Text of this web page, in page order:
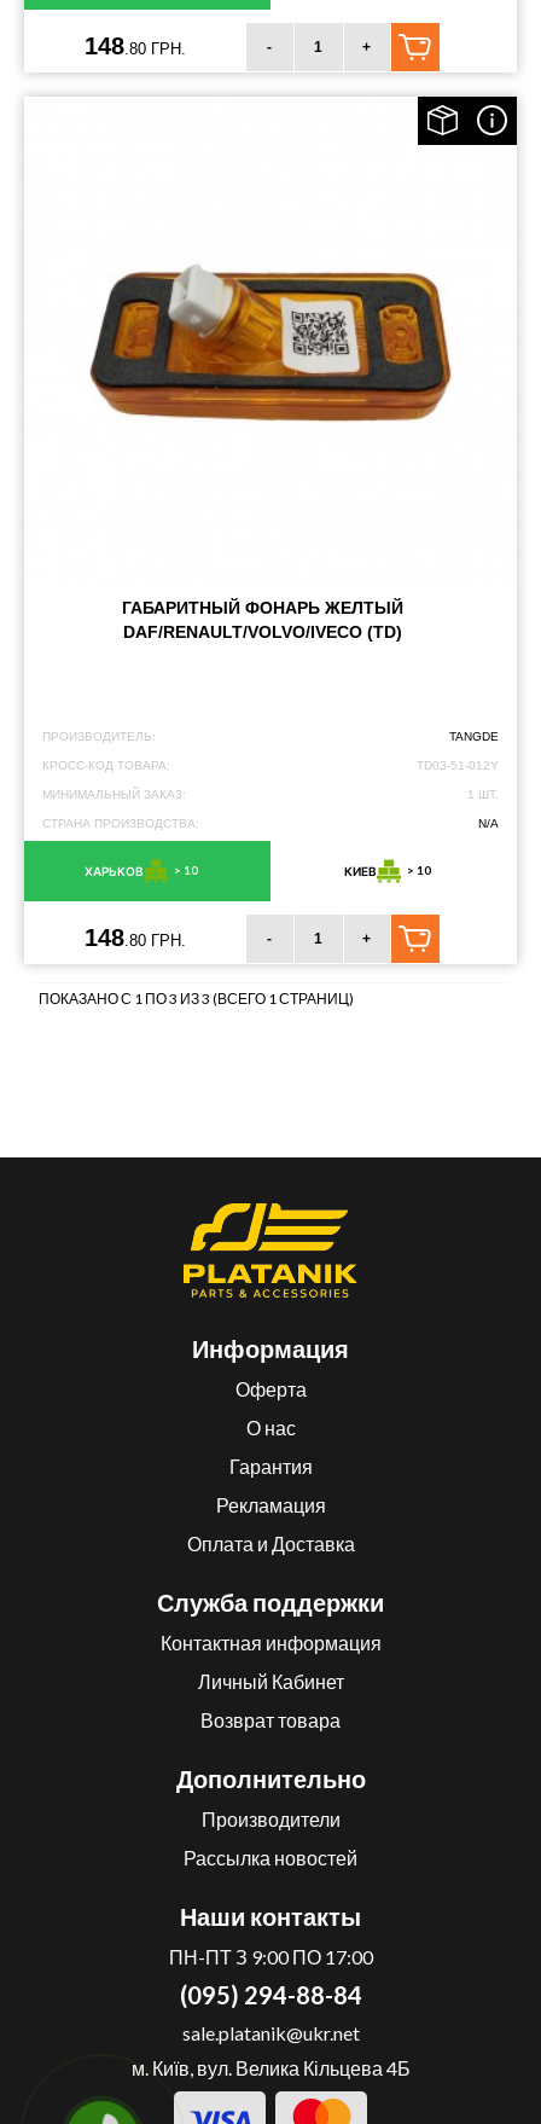
148.80 ГРН. - +
ГАБАРИТНЫЙ ФОНАРЬ ЖЕЛТЫЙ
DAF/RENAULT/VOLVO/IVECO (TD)
ПРОИЗВОДИТЕЛЬ: TANGDE
КРОСС-КОД ТОВАРА: TD03-51-012Y
МИНИМАЛЬНЫЙ ЗАКАЗ: 1 ШТ.
СТРАНА ПРОИЗВОДСТВА: N/A
ХАРЬКОВ > 10 КИЕВ > 10
148.80 ГРН. - +
ПОКАЗАНО С 1 ПО 3 ИЗ 3 (ВСЕГО 1 СТРАНИЦ)
Информация
Оферта
О нас
Гарантия
Рекламация
Оплата и Доставка
Служба поддержки
Контактная информация
Личный Кабинет
Возврат товара
Дополнительно
Производители
Рассылка новостей
Наши контакты
ПН-ПТ З 9:00 ПО 17:00
(095) 294-88-84
sale.platanik@ukr.net
м. Київ, вул. Велика Кільцева 4Б